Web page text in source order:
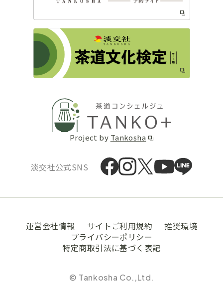
Project by Tankosha
淡交社公式SNS
運営会社情報 サイトご利用規約
推奨環境
プライバシーポリシー
特定商取引法に基づく表記
© Tankosha Co.,Ltd.